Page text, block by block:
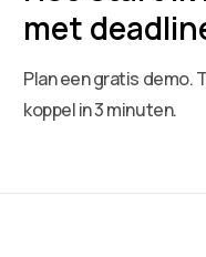
met
Plan een gratis demo.
koppel in 3 minuten.